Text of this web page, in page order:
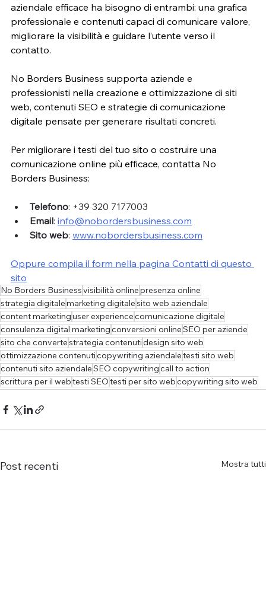
aziendale efficace ha bisogno di entrambi: una grafica
professionale e contenuti capaci di comunicare valore,
migliorare la visibilità e guidare l’utente verso il
contatto.
No Borders Business supporta aziende e
professionisti nella creazione e ottimizzazione di siti
web, contenuti SEO e strategie di comunicazione
digitale pensate per generare risultati concreti.
Per migliorare i testi del tuo sito o costruire una
comunicazione online più efficace, contatta No
Borders Business:
Telefono: +39 320 7177003
Email: info@nobordersbusiness.com
Sito web: www.nobordersbusiness.com
Oppure compila il form nella pagina Contatti di questo
sito
No Borders Businessvisibilità onlinepresenza online
strategia digitalemarketing digitalesito web aziendale
content marketinguser experiencecomunicazione digitale
consulenza digital marketingconversioni onlineSEO per aziende
sito che convertestrategia contenutidesign sito web
ottimizzazione contenuticopywriting aziendaletesti sito web
contenuti sito aziendaleSEO copywritingcall to action
scrittura per il webtesti SEOtesti per sito webcopywriting sito web
Post recenti Mostra tutti